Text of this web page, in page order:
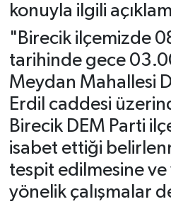
konuyla ilgili
"Birecik ilçemizde
tarihinde gece
Meydan Mahallesi
Erdil caddesi
Birecik DEM Parti
isabet ettiği
tespit edilmesine ve
yönelik çalışmalar